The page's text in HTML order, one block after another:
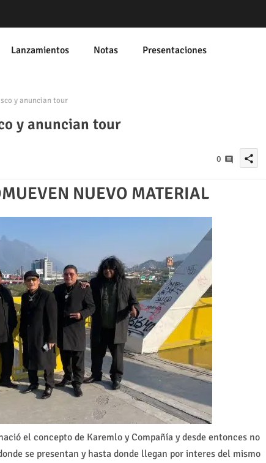
Lanzamientos Notas Presentaciones
y anuncian tour
y anuncian tour
0 share
NUEVO MATERIAL
el concepto de Karemlo y Compañía y desde entonces no
se presentan y hasta donde llegan por interes del mismo